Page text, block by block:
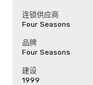
连锁供应商
Four Seasons
品牌
Four Seasons
建设
1999